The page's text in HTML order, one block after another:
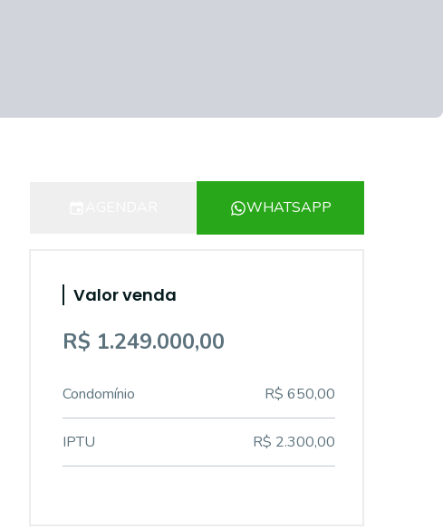
WHATSAPP
Valor venda
R$ 1.249.000,00
Condomínio R$ 650,00
IPTU R$ 2.300,00